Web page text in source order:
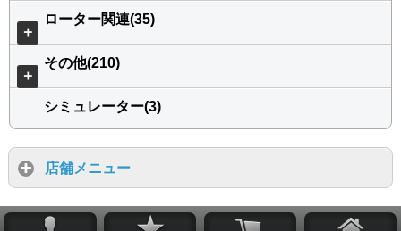
＋
ローター関連(35)
＋
その他(210)
シミュレーター(3)
店舗メニュー